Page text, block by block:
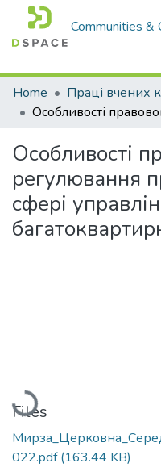
Communities &
Home
Праці вчених
Особливості
регулювання
сфері
Loading...
Files
022.pdf(163.44 KB)